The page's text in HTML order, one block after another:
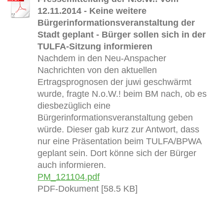
12.11.2014 - Keine weitere
Bürgerinformationsveranstaltung der
Stadt geplant - Bürger sollen sich in der
TULFA-Sitzung informieren
Nachdem in den Neu-Anspacher
Nachrichten von den aktuellen
Ertragsprognosen der juwi geschwärmt
wurde, fragte N.o.W.! beim BM nach, ob es
diesbezüglich eine
Bürgerinformationsveranstaltung geben
würde. Dieser gab kurz zur Antwort, dass
nur eine Präsentation beim TULFA/BPWA
geplant sein. Dort könne sich der Bürger
auch informieren.
PM_121104.pdf
PDF-Dokument [58.5 KB]